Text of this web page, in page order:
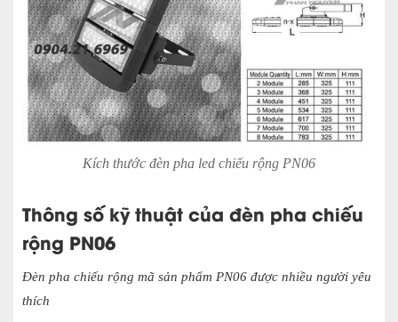
Kích thước đèn pha led chiếu rộng PN06
Thông số kỹ thuật của đèn pha chiếu
rộng PN06
Đèn pha chiếu rộng mã sản phẩm PN06 được nhiều người yêu
thích